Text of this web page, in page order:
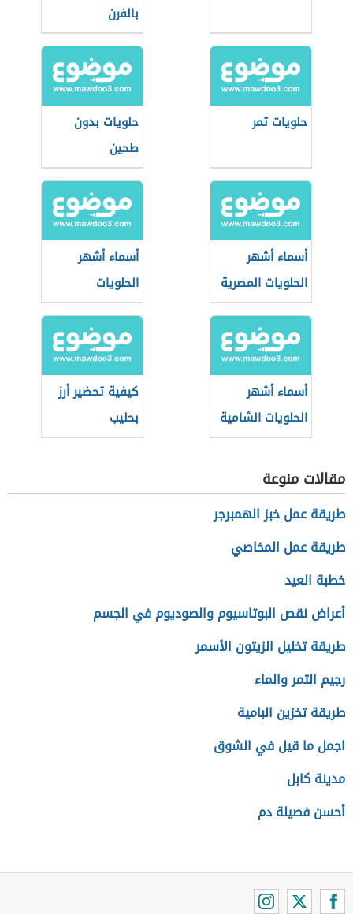
بالفرن
حلويات تمر
حلويات بدون
طحين
أسماء أشهر
الحلويات المصرية
أسماء أشهر
الحلويات
الفلسطينية
أسماء أشهر
الحلويات الشامية
كيفية تحضير أرز
بحليب
مقالات منوعة
طريقة عمل خبز الهمبرجر
طريقة عمل المخاصي
خطبة العيد
أعراض نقص البوتاسيوم والصوديوم في الجسم
طريقة تخليل الزيتون الأسمر
رجيم التمر والماء
طريقة تخزين البامية
اجمل ما قيل في الشوق
مدينة كابل
أحسن فصيلة دم